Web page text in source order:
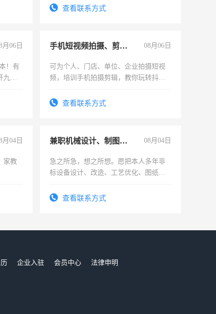
查看联系方式
月06日
！有
九米
手机短视频拍摄、剪辑、抖音快手 08月06日
可为个人、门店、单位、企业拍摄短视
频，培训手机拍摄剪辑，教你玩转抖音
频，培训手机拍摄剪辑，教你玩转抖
查看联系方式
月04日
家教
兼职机械设计、制图、设备改造 08月04日
急之所急，想之所想。愿把本人多年非
标设备设计、改造、工艺优化、图纸制
结识有识之士，共享未来。
查看联系方式
企业入驻 会员中心
法律申明